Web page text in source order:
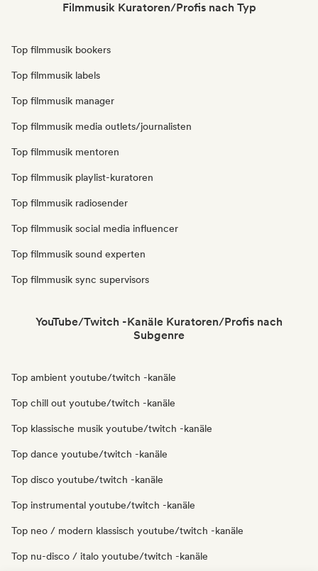
Filmmusik Kuratoren/Profis nach Typ
Top filmmusik bookers
Top filmmusik labels
Top filmmusik manager
Top filmmusik media outlets/journalisten
Top filmmusik mentoren
Top filmmusik playlist-kuratoren
Top filmmusik radiosender
Top filmmusik social media influencer
Top filmmusik sound experten
Top filmmusik sync supervisors
YouTube/Twitch -Kanäle Kuratoren/Profis nach
Subgenre
Top ambient youtube/twitch -kanäle
Top chill out youtube/twitch -kanäle
Top klassische musik youtube/twitch -kanäle
Top dance youtube/twitch -kanäle
Top disco youtube/twitch -kanäle
Top instrumental youtube/twitch -kanäle
Top neo / modern klassisch youtube/twitch -kanäle
Top nu-disco / italo youtube/twitch -kanäle